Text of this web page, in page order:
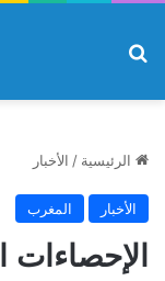
الرئيسية / الأخبار
الأخبار المغرب
الإحصاءات